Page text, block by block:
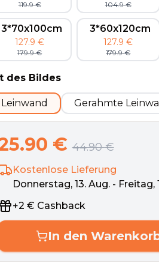
119.9 € 104.9 €
3*70x100cm
127.9 €
179.9 €
3*60x120cm
127.9 €
179.9 €
des Bildes
Leinwand Gerahmte
€ 44.90 €
Kostenlose Lieferung
Donnerstag, 13. Aug. - Freitag,
+2 € Cashback
In den